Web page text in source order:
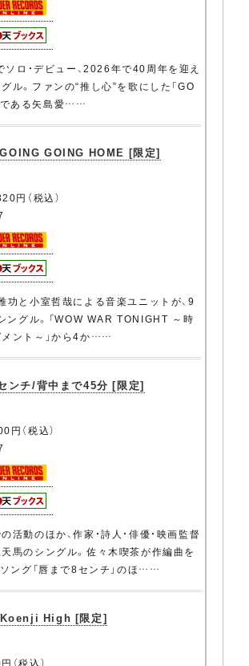
ソロ・デビュー、2026年で40周年を迎え
ル。ファンの“推し心”を歌にした「GO
である矢島愛……
GOING HOME [限定]
（税込）
功と小室哲哉による音楽ユニットが、9
グル。「WOW WAR TONIGHT ～時
ント～」から4か……
ンチ/背中まで45分 [限定]
（税込）
活動のほか、作家・詩人・俳優・映画監督
馬のシングル。佐々木喫茶が作編曲を
ング「唇まで8センチ」のほ……
High [限定]
税込）